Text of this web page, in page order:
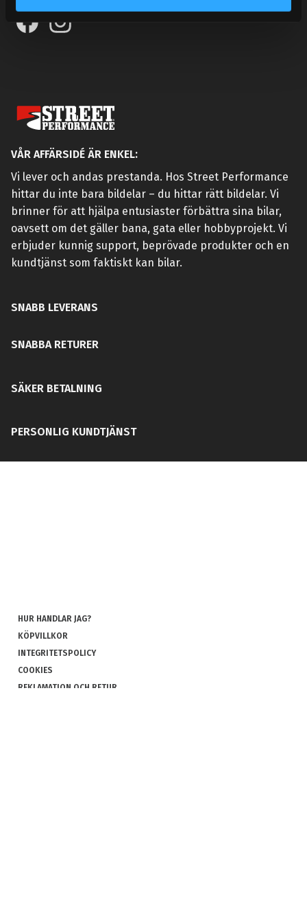
VÅR AFFÄRSIDÉ ÄR ENKEL:
Vi lever och andas prestanda. Hos Street Performance
hittar du inte bara bildelar – du hittar rätt bildelar. Vi
brinner för att hjälpa entusiaster förbättra sina bilar,
oavsett om det gäller bana, gata eller hobbyprojekt. Vi
erbjuder kunnig support, beprövade produkter och en
kundtjänst som faktiskt kan bilar.
SNABB LEVERANS
SNABBA RETURER
SÄKER BETALNING
PERSONLIG KUNDTJÄNST
HUR HANDLAR JAG?
KÖPVILLKOR
INTEGRITETSPOLICY
COOKIES
REKLAMATION OCH RETUR